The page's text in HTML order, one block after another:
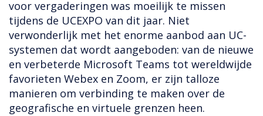
voor vergaderingen was moeilijk te missen
tijdens de UCEXPO van dit jaar. Niet
verwonderlijk met het enorme aanbod aan UC-
systemen dat wordt aangeboden: van de nieuwe
en verbeterde Microsoft Teams tot wereldwijde
favorieten Webex en Zoom, er zijn talloze
manieren om verbinding te maken over de
geografische en virtuele grenzen heen.